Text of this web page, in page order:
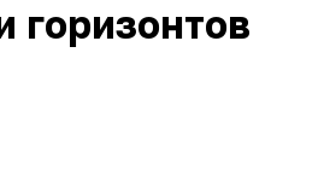
горизонтов